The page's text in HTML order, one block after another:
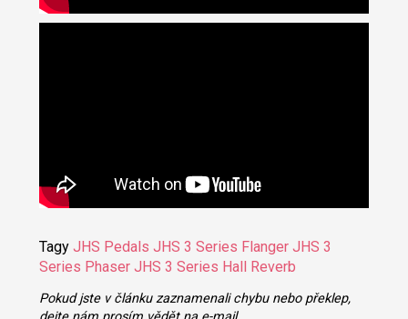
Tagy JHS Pedals JHS 3 Series Flanger JHS 3
Series Phaser JHS 3 Series Hall Reverb
Pokud jste v článku zaznamenali chybu nebo překlep,